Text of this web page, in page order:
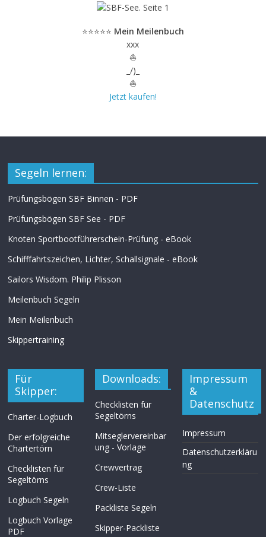
⭐⭐⭐⭐⭐ Mein Meilenbuch
xxx
⛵
_/)_
⛵
Jetzt kaufen!
Segeln lernen:
Prüfungsbögen SBF Binnen - PDF
Prüfungsbögen SBF See - PDF
Knoten Sportbootführerschein-Prüfung - eBook
Schifffahrtszeichen, Lichter, Schallsignale - eBook
Sailors Wisdom. Philip Plisson
Meilenbuch Segeln
Mein Meilenbuch
Skippertraining
Für
Skipper:
Charter-Logbuch
Der erfolgreiche
Chartertörn
Checklisten für
Segeltörns
Logbuch Segeln
Logbuch Vorlage
PDF
Downloads:
Checklisten für
Segeltörns
Mitseglervereinbar
ung - Vorlage
Crewvertrag
Crew-Liste
Packliste Segeln
Skipper-Packliste
Impressum
&
Datenschutz
Impressum
Datenschutzerkläru
ng